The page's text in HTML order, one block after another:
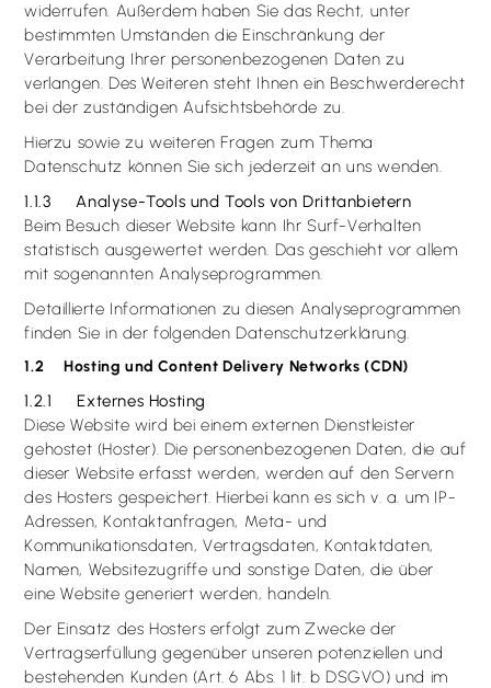
widerrufen. Außerdem haben Sie das Recht, unter
bestimmten Umständen die Einschränkung der
Verarbeitung Ihrer personenbezogenen Daten zu
verlangen. Des Weiteren steht Ihnen ein Beschwerderecht
bei der zuständigen Aufsichtsbehörde zu.
Hierzu sowie zu weiteren Fragen zum Thema
Datenschutz können Sie sich jederzeit an uns wenden.
1.1.3 Analyse-Tools und Tools von Dritt­anbietern
Beim Besuch dieser Website kann Ihr Surf-Verhalten
statistisch ausgewertet werden. Das geschieht vor allem
mit sogenannten Analyseprogrammen.
Detaillierte Informationen zu diesen Analyseprogrammen
finden Sie in der folgenden Datenschutzerklärung.
1.2 Hosting und Content Delivery Networks (CDN)
1.2.1 Externes Hosting
Diese Website wird bei einem externen Dienstleister
gehostet (Hoster). Die personenbezogenen Daten, die auf
dieser Website erfasst werden, werden auf den Servern
des Hosters gespeichert. Hierbei kann es sich v. a. um IP-
Adressen, Kontaktanfragen, Meta- und
Kommunikationsdaten, Vertragsdaten, Kontaktdaten,
Namen, Websitezugriffe und sonstige Daten, die über
eine Website generiert werden, handeln.
Der Einsatz des Hosters erfolgt zum Zwecke der
Vertragserfüllung gegenüber unseren potenziellen und
bestehenden Kunden (Art. 6 Abs. 1 lit. b DSGVO) und im